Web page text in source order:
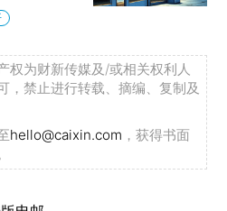
权为财新传媒及/或相关权利人
，禁止进行转载、摘编、复制及
hello@caixin.com ，获得书面